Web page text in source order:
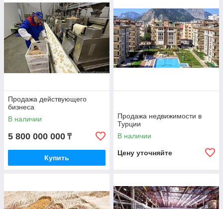
Продажа действующего
бизнеса
В наличии
5 800 000 000 ₸
Купить
Продажа недвижимости в
Турции
В наличии
Цену уточняйте